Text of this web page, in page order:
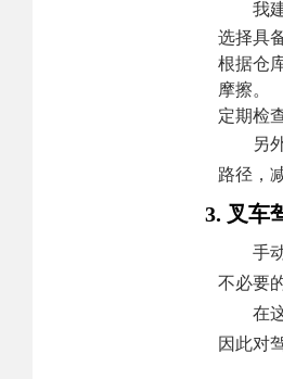
我
选择具
根据仓
摩擦。
定期检
另
路径，
3. 叉车
手
不必要
在
因此对